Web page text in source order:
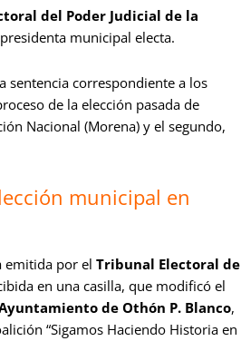
del Poder Judicial de la
municipal electa.
sentencia correspondiente a los
de la elección pasada de
Nacional (Morena) y el segundo,
municipal en
emitida por el Tribunal Electoral de
en una casilla, que modificó el
de Othón P. Blanco,
“Sigamos Haciendo Historia en